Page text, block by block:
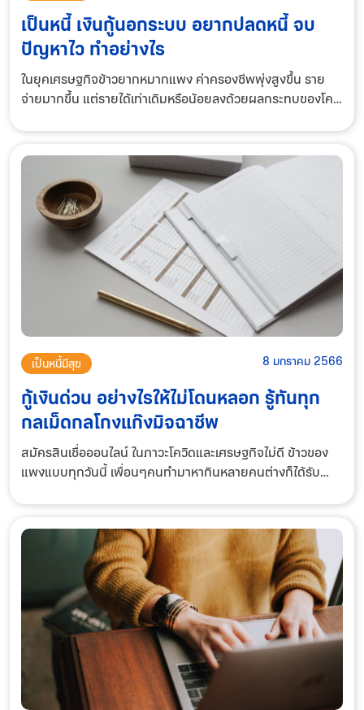
เป็นหนี้ เงินกู้นอกระบบ อยากปลดหนี้ จบ
ปัญหาไว ทำอย่างไร
ในยุคเศรษฐกิจข้าวยากหมากแพง ค่าครองชีพพุ่งสูงขึ้น ราย
จ่ายมากขึ้น แต่รายได้เท่าเดิมหรือน้อยลงด้วยผลกระทบของโค
อาชีพได้รับผลกระทบไปเต็มๆ จากแต่ก่อนท
เป็นหนี้มีสุข 8 มกราคม 2566
กู้เงินด่วน อย่างไรให้ไม่โดนหลอก รู้ทันทุก
กลเม็ดกลโกงแก๊งมิจฉาชีพ
สมัครสินเชื่อออนไลน์ ในภาวะโควิดและเศรษฐกิจไม่ดี ข้าวของ
แพงแบบทุกวันนี้ เพื่อนๆคนทำมาหากินหลายคนต่างก็ได้รับ
ว่างที่ทำให้แก๊งนอกระบบและม